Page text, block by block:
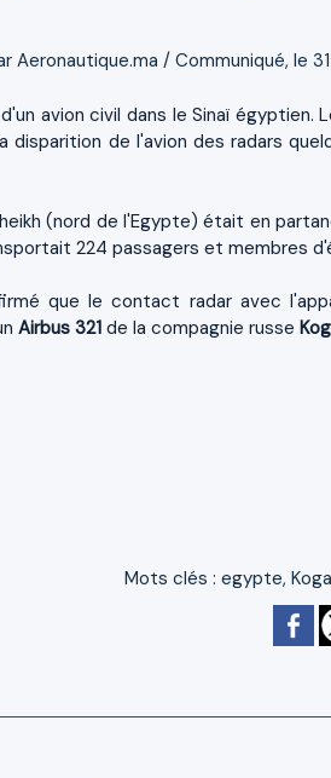
Aeronautique.ma / Communiqué, le
avion civil dans le Sinaï égyptien.
disparition de l'avion des radars
(nord de l'Egypte) était en
224 passagers et membres
que le contact radar avec
Airbus 321de la compagnie russe
Mots clés : egypte,